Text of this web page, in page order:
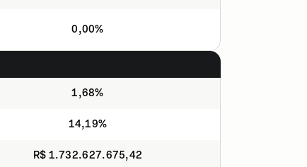
0,00%
1,68%
14,19%
R$ 1.732.627.675,42